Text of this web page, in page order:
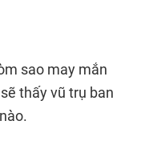
sao may mắn
thấy vũ trụ ban